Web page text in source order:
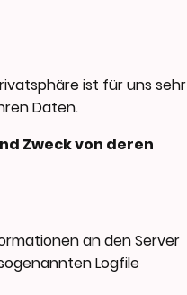
ist für uns sehr
Daten.
Zweck von deren
an den Server
Logfile